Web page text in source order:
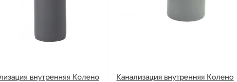
внутренняя Колено
Канализация внутренняя Колено